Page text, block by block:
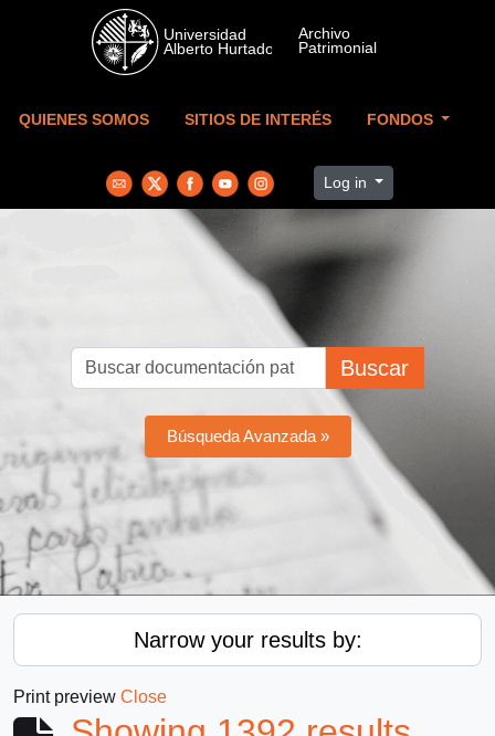
Skip to main content
QUIENES SOMOS SITIOS DE INTERÉS FONDOS
Log in
Buscar
Búsqueda Avanzada »
Narrow your results by:
Print preview Close